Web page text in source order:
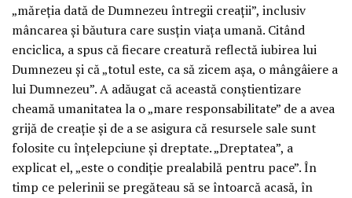
„măreția dată de Dumnezeu întregii creații”, inclusiv
mâncarea și băutura care susțin viața umană. Citând
enciclica, a spus că fiecare creatură reflectă iubirea lui
Dumnezeu și că „totul este, ca să zicem așa, o mângâiere a
lui Dumnezeu”. A adăugat că această conștientizare
cheamă umanitatea la o „mare responsabilitate” de a avea
grijă de creație și de a se asigura că resursele sale sunt
folosite cu înțelepciune și dreptate. „Dreptatea”, a
explicat el, „este o condiție prealabilă pentru pace”. În
timp ce pelerinii se pregăteau să se întoarcă acasă, în